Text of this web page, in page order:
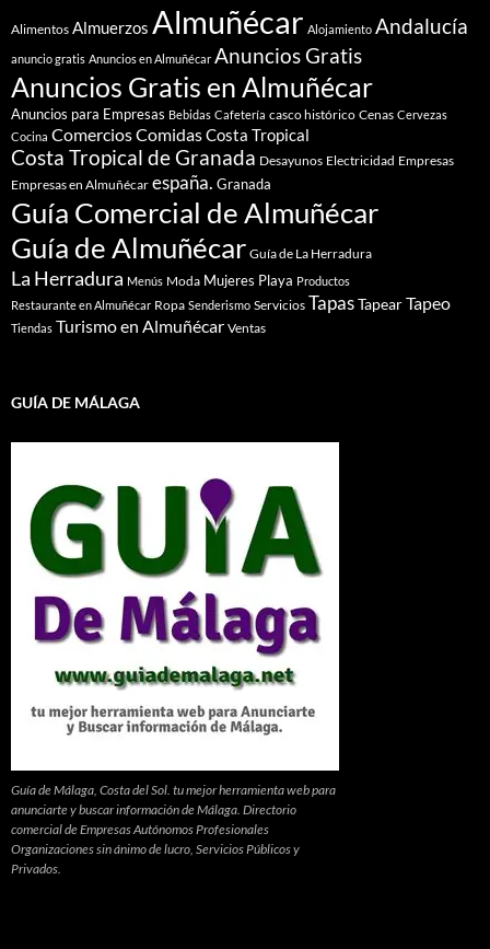
Alimentos Almuerzos Almuñécar Alojamiento Andalucía
anuncio gratis Anuncios en Almuñécar Anuncios Gratis
Anuncios Gratis en Almuñécar
Anuncios para Empresas Bebidas Cafetería casco histórico Cenas Cervezas
Cocina ComerciosComidasCosta Tropical
Costa Tropical de Granada Desayunos Electricidad Empresas
Empresas en Almuñécar españa. Granada
Guía Comercial de Almuñécar
Guía de Almuñécar Guía de La Herradura
La Herradura Menús Moda Mujeres Playa Productos
Restaurante en Almuñécar Ropa Senderismo Servicios TapasTapearTapeo
Tiendas Turismo en Almuñécar Ventas
GUÍA DE MÁLAGA
Guía de Málaga, Costa del Sol. tu mejor herramienta web para
anunciarte y buscar información de Málaga. Directorio
comercial de Empresas Autónomos Profesionales
Organizaciones sin ánimo de lucro, Servicios Públicos y
Privados.